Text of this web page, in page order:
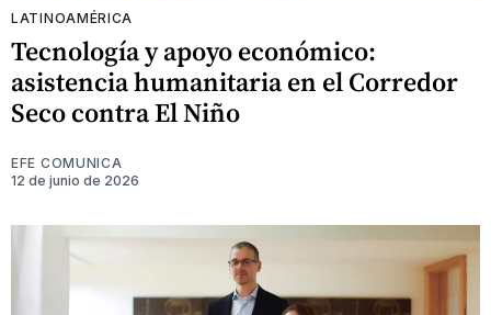
LATINOAMÉRICA
Tecnología y apoyo económico:
asistencia humanitaria en el Corredor
Seco contra El Niño
EFE COMUNICA
12 de junio de 2026